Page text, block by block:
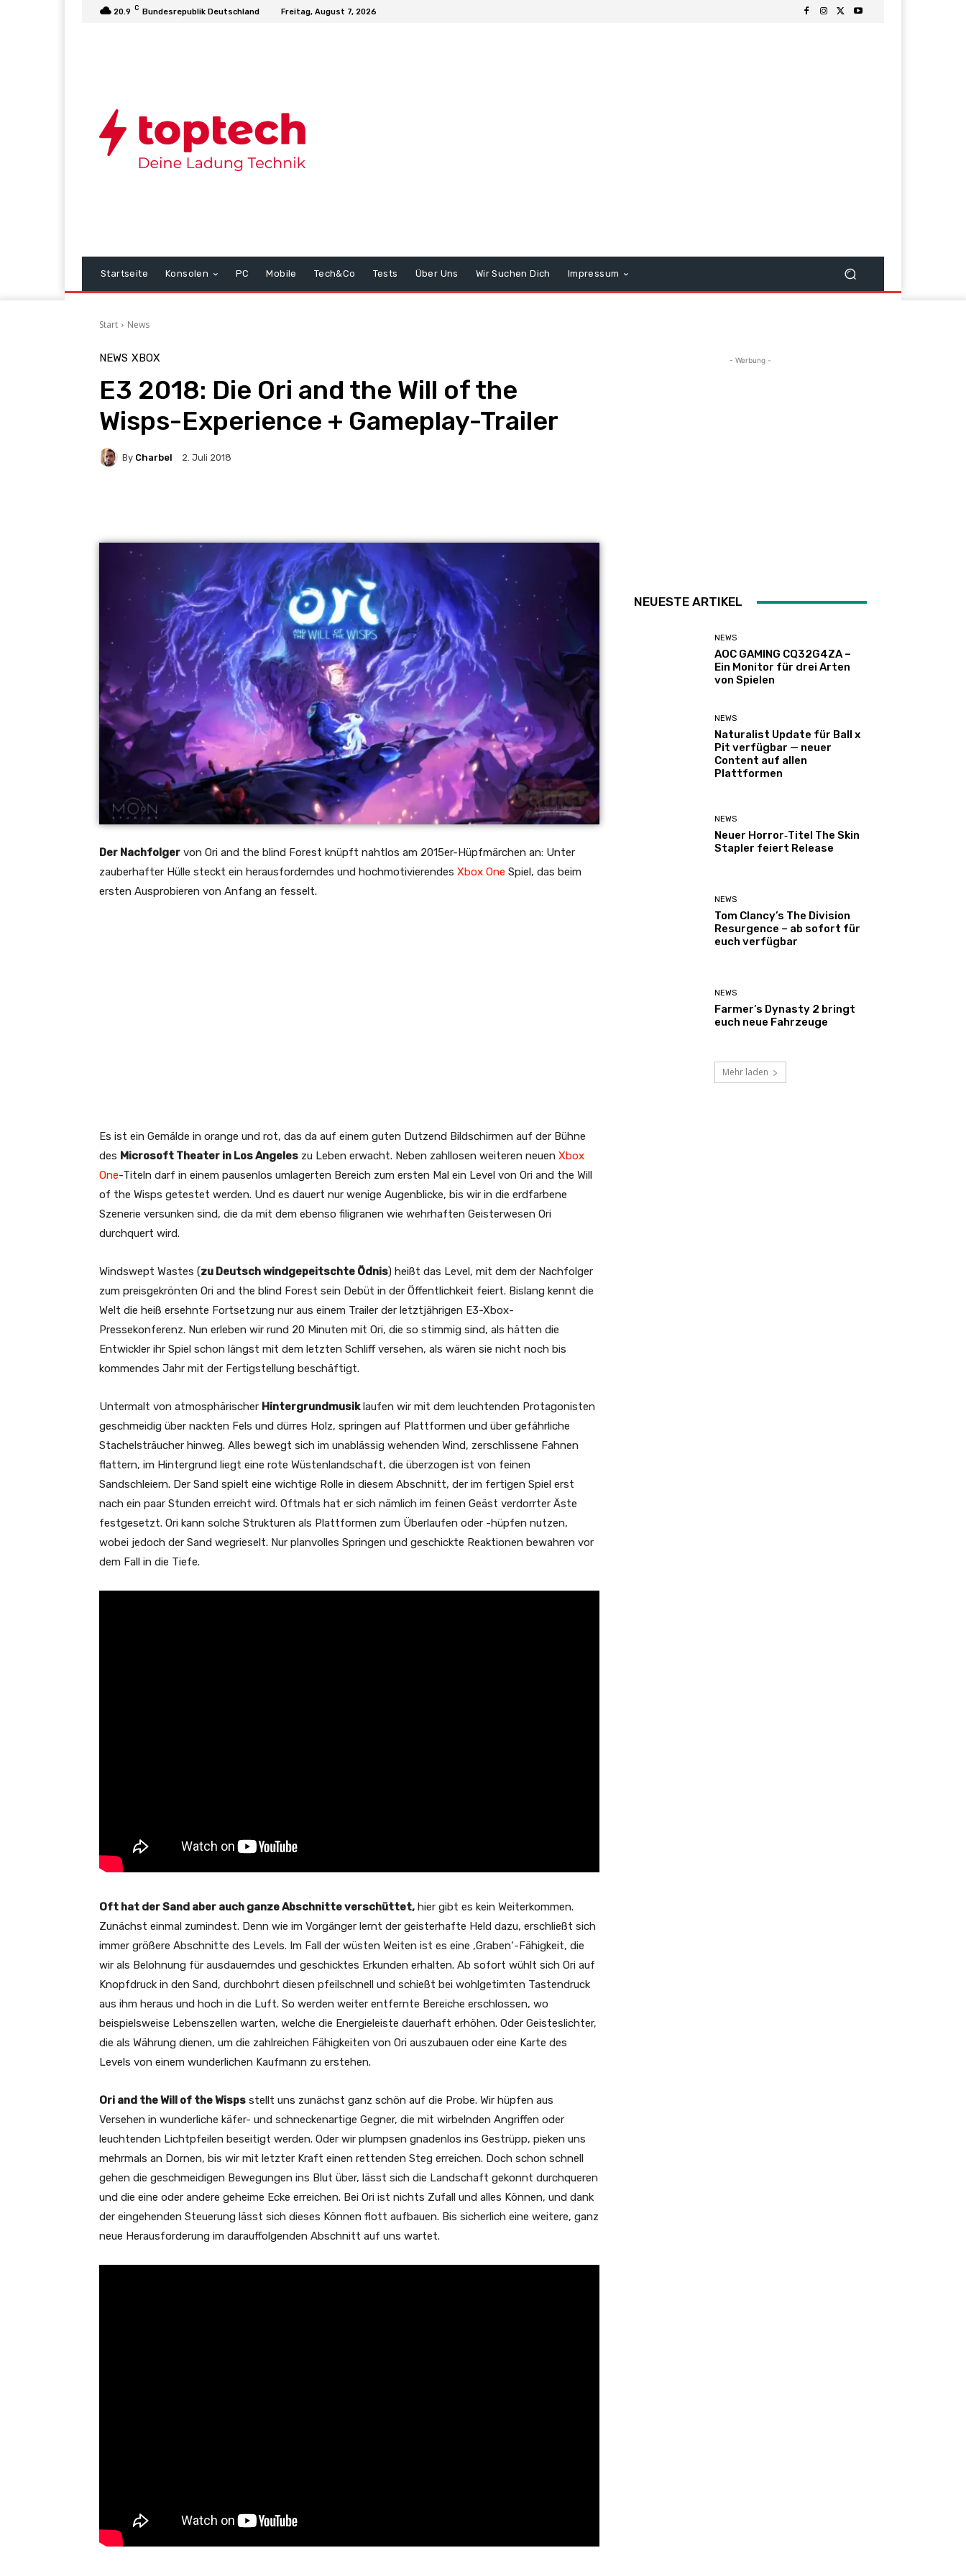
20.9 C Bundesrepublik Deutschland Freitag, August 7, 2026
Startseite Konsolen PC Mobile Tech&Co Tests Über Uns Wir Suchen Dich Impressum
Start News
NEWS XBOX
E3 2018: Die Ori and the Will of the
Wisps-Experience + Gameplay-Trailer
By Charbel 2. Juli 2018
Der Nachfolger von Ori and the blind Forest knüpft nahtlos am 2015er-Hüpfmärchen an: Unter
zauberhafter Hülle steckt ein herausforderndes und hochmotivierendes Xbox One Spiel, das beim
ersten Ausprobieren von Anfang an fesselt.
Es ist ein Gemälde in orange und rot, das da auf einem guten Dutzend Bildschirmen auf der Bühne
des Microsoft Theater in Los Angeles zu Leben erwacht. Neben zahllosen weiteren neuen Xbox
One-Titeln darf in einem pausenlos umlagerten Bereich zum ersten Mal ein Level von Ori and the Will
of the Wisps getestet werden. Und es dauert nur wenige Augenblicke, bis wir in die erdfarbene
Szenerie versunken sind, die da mit dem ebenso filigranen wie wehrhaften Geisterwesen Ori
durchquert wird.
Windswept Wastes (zu Deutsch windgepeitschte Ödnis) heißt das Level, mit dem der Nachfolger
zum preisgekrönten Ori and the blind Forest sein Debüt in der Öffentlichkeit feiert. Bislang kennt die
Welt die heiß ersehnte Fortsetzung nur aus einem Trailer der letztjährigen E3-Xbox-
Pressekonferenz. Nun erleben wir rund 20 Minuten mit Ori, die so stimmig sind, als hätten die
Entwickler ihr Spiel schon längst mit dem letzten Schliff versehen, als wären sie nicht noch bis
kommendes Jahr mit der Fertigstellung beschäftigt.
Untermalt von atmosphärischer Hintergrundmusiklaufen wir mit dem leuchtenden Protagonisten
geschmeidig über nackten Fels und dürres Holz, springen auf Plattformen und über gefährliche
Stachelsträucher hinweg. Alles bewegt sich im unablässig wehenden Wind, zerschlissene Fahnen
flattern, im Hintergrund liegt eine rote Wüstenlandschaft, die überzogen ist von feinen
Sandschleiern. Der Sand spielt eine wichtige Rolle in diesem Abschnitt, der im fertigen Spiel erst
nach ein paar Stunden erreicht wird. Oftmals hat er sich nämlich im feinen Geäst verdorrter Äste
festgesetzt. Ori kann solche Strukturen als Plattformen zum Überlaufen oder -hüpfen nutzen,
wobei jedoch der Sand wegrieselt. Nur planvolles Springen und geschickte Reaktionen bewahren vor
dem Fall in die Tiefe.
Oft hat der Sand aber auch ganze Abschnitte verschüttet, hier gibt es kein Weiterkommen.
Zunächst einmal zumindest. Denn wie im Vorgänger lernt der geisterhafte Held dazu, erschließt sich
immer größere Abschnitte des Levels. Im Fall der wüsten Weiten ist es eine ‚Graben‘-Fähigkeit, die
wir als Belohnung für ausdauerndes und geschicktes Erkunden erhalten. Ab sofort wühlt sich Ori auf
Knopfdruck in den Sand, durchbohrt diesen pfeilschnell und schießt bei wohlgetimten Tastendruck
aus ihm heraus und hoch in die Luft. So werden weiter entfernte Bereiche erschlossen, wo
beispielsweise Lebenszellen warten, welche die Energieleiste dauerhaft erhöhen. Oder Geisteslichter,
die als Währung dienen, um die zahlreichen Fähigkeiten von Ori auszubauen oder eine Karte des
Levels von einem wunderlichen Kaufmann zu erstehen.
Ori and the Will of the Wisps stellt uns zunächst ganz schön auf die Probe. Wir hüpfen aus
Versehen in wunderliche käfer- und schneckenartige Gegner, die mit wirbelnden Angriffen oder
leuchtenden Lichtpfeilen beseitigt werden. Oder wir plumpsen gnadenlos ins Gestrüpp, pieken uns
mehrmals an Dornen, bis wir mit letzter Kraft einen rettenden Steg erreichen. Doch schon schnell
gehen die geschmeidigen Bewegungen ins Blut über, lässt sich die Landschaft gekonnt durchqueren
und die eine oder andere geheime Ecke erreichen. Bei Ori ist nichts Zufall und alles Können, und dank
der eingehenden Steuerung lässt sich dieses Können flott aufbauen. Bis sicherlich eine weitere, ganz
neue Herausforderung im darauffolgenden Abschnitt auf uns wartet.
- Werbung -
NEUESTE ARTIKEL
NEWS
AOC GAMING CQ32G4ZA –
Ein Monitor für drei Arten
von Spielen
NEWS
Naturalist Update für Ball x
Pit verfügbar — neuer
Content auf allen
Plattformen
NEWS
Neuer Horror‑Titel The Skin
Stapler feiert Release
NEWS
Tom Clancy’s The Division
Resurgence – ab sofort für
euch verfügbar
NEWS
Farmer’s Dynasty 2 bringt
euch neue Fahrzeuge
Mehr laden